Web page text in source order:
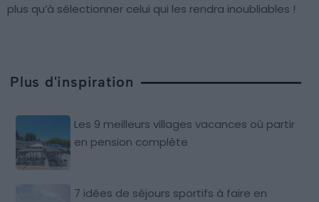
plus qu’à sélectionner celui qui les rendra inoubliables !
Plus d'inspiration
Les 9 meilleurs villages vacances où partir
en pension complète
7 idées de séjours sportifs à faire en